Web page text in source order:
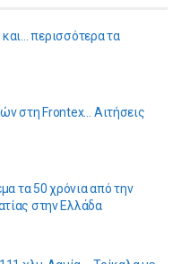
και… περισσότερα τα
στη Frontex… Αιτήσεις
τα 50 χρόνια από την
στην Ελλάδα